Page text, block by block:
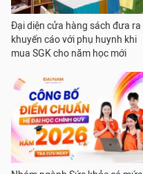
Đại diện cửa hàng sách đưa ra
khuyến cáo với phụ huynh khi
mua SGK cho năm học mới